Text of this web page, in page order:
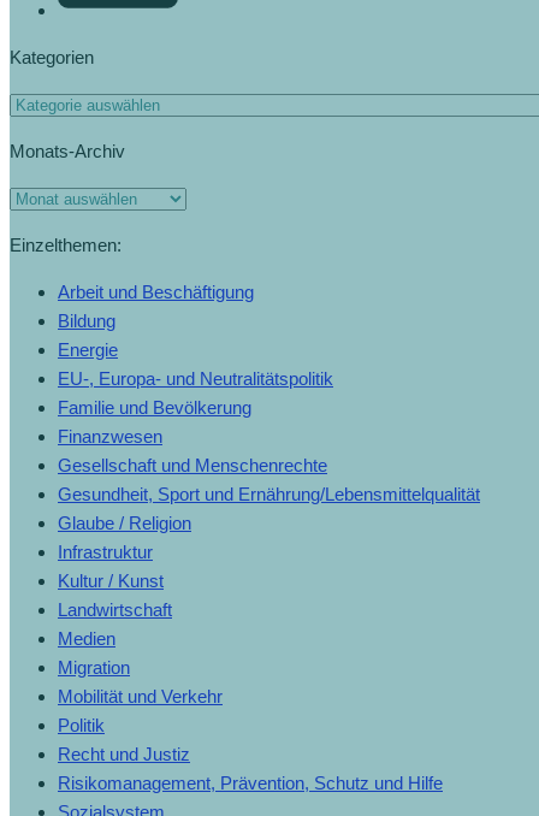
Kategorien
Kategorien
Monats-Archiv
Monats-
Einzelthemen:
Arbeit und Beschäftigung
Bildung
Energie
EU-, Europa- und Neutralitätspolitik
Familie und Bevölkerung
Finanzwesen
Gesellschaft und Menschenrechte
Gesundheit, Sport und Ernährung/Lebensmittelqualität
Glaube / Religion
Infrastruktur
Kultur / Kunst
Landwirtschaft
Medien
Migration
Mobilität und Verkehr
Politik
Recht und Justiz
Risikomanagement, Prävention, Schutz und Hilfe
Sozialsystem